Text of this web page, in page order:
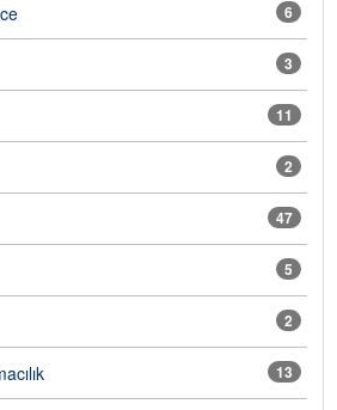
6
3
11
2
47
5
2
13